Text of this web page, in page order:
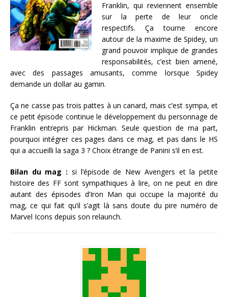
Franklin, qui reviennent ensemble
sur la perte de leur oncle
respectifs. Ça tourne encore
autour de la maxime de Spidey, un
grand pouvoir implique de grandes
responsabilités, c’est bien amené,
avec des passages amusants, comme lorsque Spidey
demande un dollar au gamin.
Ça ne casse pas trois pattes à un canard, mais c’est sympa, et
ce petit épisode continue le développement du personnage de
Franklin entrepris par Hickman. Seule question de ma part,
pourquoi intégrer ces pages dans ce mag, et pas dans le HS
qui a accueilli la saga 3 ? Choix étrange de Panini s’il en est.
Bilan du mag : si l’épisode de New Avengers et la petite
histoire des FF sont sympathiques à lire, on ne peut en dire
autant des épisodes d’Iron Man qui occupe la majorité du
mag, ce qui fait qu’il s’agit là sans doute du pire numéro de
Marvel Icons depuis son relaunch.